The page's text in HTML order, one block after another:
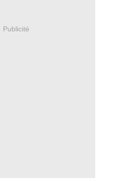
Publicité